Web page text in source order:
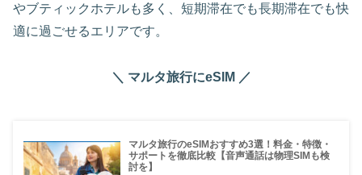
やブティックホテルも多く、短期滞在でも長期滞在でも快
適に過ごせるエリアです。
＼ マルタ旅行にeSIM ／
マルタ旅行のeSIMおすすめ3選！料金・特徴・
サポートを徹底比較【音声通話は物理SIMも検
討を】